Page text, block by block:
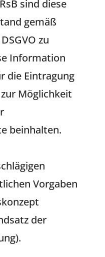
sind diese
gemäß
zu
Information
die Eintragung
Möglichkeit
beinhalten.
Vorgaben
der